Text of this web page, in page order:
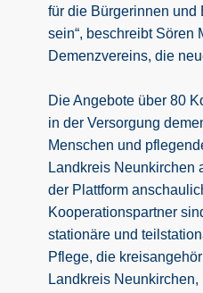
für die Bürgerinnen und
sein“, beschreibt Sören
Demenzvereins, die
Die Angebote über 80
in der Versorgung
Menschen und
Landkreis Neunkirchen
der Plattform
Kooperationspartner
stationäre und
Pflege, die
Landkreis